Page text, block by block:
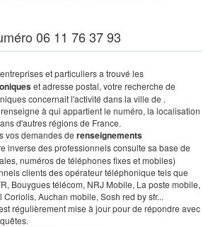
06 11 76 37 93
et particuliers a trouvé les
et adresse postal, votre recherche de
concernait l'activité dans la ville de .
à qui appartient le numéro, la localisation
d'autres régions de France.
vos demandes de renseignements
inverse des professionnels consulte sa base de
numéros de téléphones fixes et mobiles)
clients des opérateur téléphonique tels que
Bouygues télécom, NRJ Mobile, La poste mobile,
Auchan mobile, Sosh red by sfr...
régulièrement mise à jour pour de répondre avec